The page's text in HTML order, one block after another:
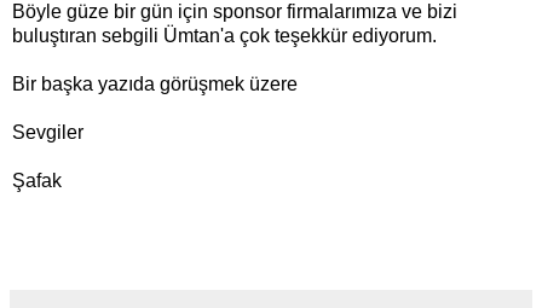
Böyle güze bir gün için sponsor firmalarımıza ve bizi
buluştıran sebgili Ümtan'a çok teşekkür ediyorum.
Bir başka yazıda görüşmek üzere
Sevgiler
Şafak